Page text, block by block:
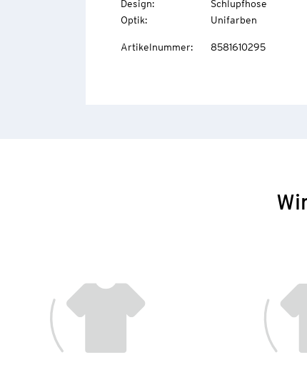
Design:
Schlupfhose
Optik: Unifarben
Artikelnummer: 8581610295